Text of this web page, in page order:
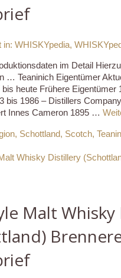
in: WHISKYpedia,
im Detail
… Teaninich Eigentümer
bis heute Frühere Eigentümer
bis 1986 – Distillers
Innes Cameron 1895 …
, Schottland, Scotch,
Malt